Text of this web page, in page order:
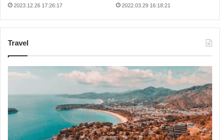
이에 김풍은 “제가 2003년도에 커다란 썬글라스를 쓰고
나왔는데” 라고 하자 김성주는 “조종사들 쓰는거” 라며
라고 말했고 이에 오세득셰프는 “야 우리동네 택시 아저
씨도 그거 섰어” 라고 말해 웃음을 주었다.
춤, 노래, 체력, 외모 ~ 이 남자 못하는게 도대체 먼 가
요? 이 정도 매력 있는 남자 역시 조보아가 반할만 한 이
유가 다 있었네요
2023.12.26 17:26:17 2022.03.29 16:18:21
Travel